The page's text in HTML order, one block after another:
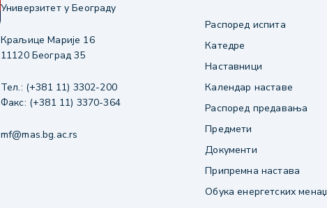
Универзитет у Београду
Краљице Марије 16
11120 Београд 35
Тел.: (+381 11) 3302-200
Факс: (+381 11) 3370-364
mf@mas.bg.ac.rs
Распоред испита
Катедре
Наставници
Календар наставе
Распоред предавања
Предмети
Документи
Припремна настава
Обука енергетских